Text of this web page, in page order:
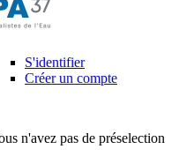
S'identifier
Créer un compte
n'avez pas de préselection